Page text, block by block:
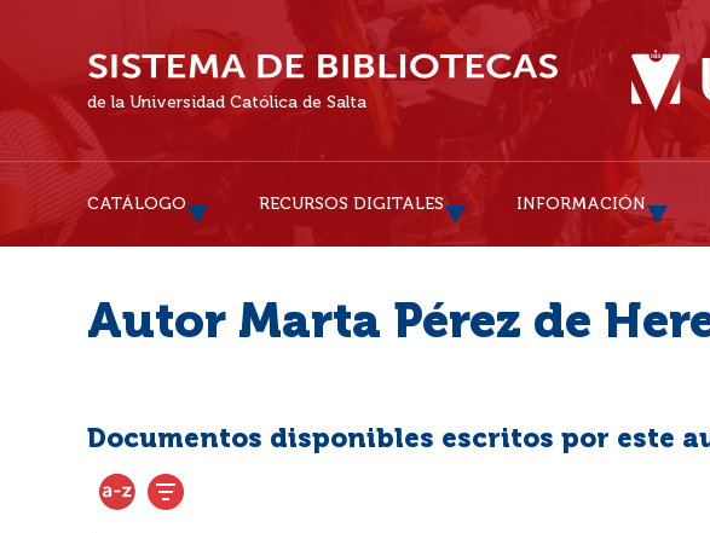
de la Universidad Católica de Salta
CATÁLOGO RECURSOS DIGITALES INFORMACIÓN
Autor Marta Pérez de
Documentos disponibles escritos por este